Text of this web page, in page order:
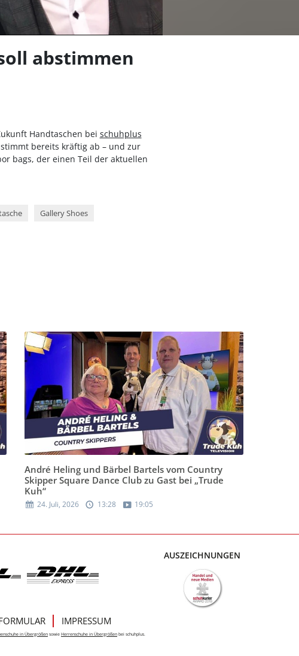
abstimmen
Handtaschen bei schuhplus
bereits kräftig ab – und zur
bags, der einen Teil der aktuellen
Gallery Shoes
André Heling und Bärbel Bartels vom Country
Skipper Square Dance Club zu Gast bei „Trude
Kuh“
24. Juli, 2026 13:28 19:05
AUSZEICHNUNGEN
IMPRESSUM
in Übergrößen sowie Herrenschuhe in Übergrößen bei schuhplus.